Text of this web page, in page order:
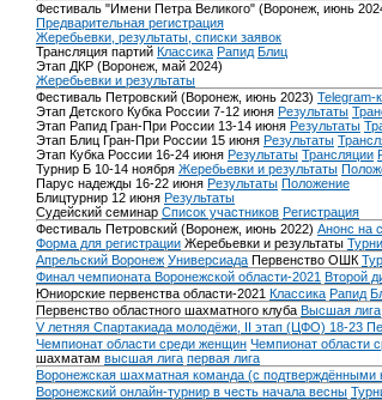
Фестиваль "Имени Петра Великого" (Воронеж, июнь
Предварительная регистрация
Жеребьевки, результаты, списки заявок
Трансляция партий Классика Рапид Блиц
Этап ДКР (Воронеж, май 2024)
Жеребьевки и результаты
Фестиваль Петровский (Воронеж, июнь 2023) Telegram-
Этап Детского Кубка России 7-12 июня Результаты
Этап Рапид Гран-При России 13-14 июня Результаты
Этап Блиц Гран-При России 15 июня Результаты
Этап Кубка России 16-24 июня Результаты Трансляции
Турнир Б 10-14 ноября Жеребьевки и результаты
Парус надежды 16-22 июня Результаты Положение
Блицтурнир 12 июня Результаты
Судейский семинар Список участников Регистрация
Фестиваль Петровский (Воронеж, июнь 2022) Анонс на
Форма для регистрации Жеребьевки и результаты
Апрельский Воронеж Универсиада Первенство ОШК
Финал чемпионата Воронежской области-2021 Второй
Юниорские первенства области-2021 Классика Рапид
Первенство областного шахматного клуба Высшая лига
V летняя Спартакиада молодёжи, II этап (ЦФО) 18-23
Чемпионат области среди женщин Чемпионат области
шахматам высшая лига первая лига
Воронежская шахматная команда (с подтверждёнными
Воронежский онлайн-турнир в честь начала весны